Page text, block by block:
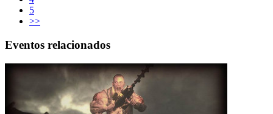
5
>>
Eventos relacionados